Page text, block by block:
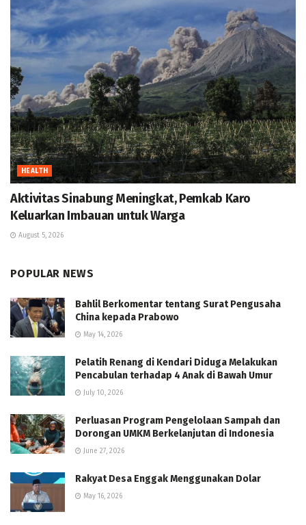
HEALTH
Aktivitas Sinabung Meningkat, Pemkab Karo
Keluarkan Imbauan untuk Warga
August 5, 2026
POPULAR NEWS
Bahlil Berkomentar tentang Surat Pengusaha
China kepada Prabowo
May 14, 2026
Pelatih Renang di Kendari Diduga Melakukan
Pencabulan terhadap 4 Anak di Bawah Umur
July 10, 2026
Perluasan Program Pengelolaan Sampah dan
Dorongan UMKM Berkelanjutan di Indonesia
June 27, 2026
Rakyat Desa Enggak Menggunakan Dolar
May 16, 2026